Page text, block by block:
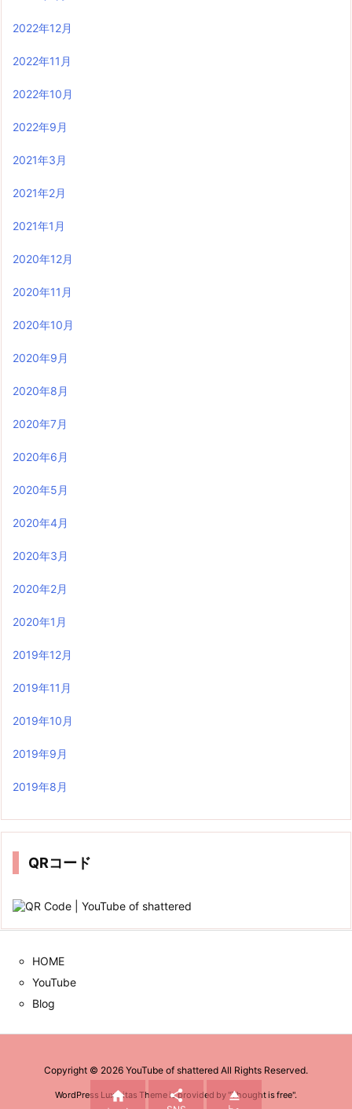
2022年12月
2022年11月
2022年10月
2022年9月
2021年3月
2021年2月
2021年1月
2020年12月
2020年11月
2020年10月
2020年9月
2020年8月
2020年7月
2020年6月
2020年5月
2020年4月
2020年3月
2020年2月
2020年1月
2019年12月
2019年11月
2019年10月
2019年9月
2019年8月
QRコード
HOME
YouTube
Blog
Copyright © 2026 YouTube of shattered All Rights Reserved.
WordPress Luxeritas Theme is provided by "Thought is free".
  